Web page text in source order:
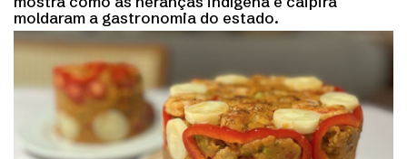
moldaram a gastronomia do estado.